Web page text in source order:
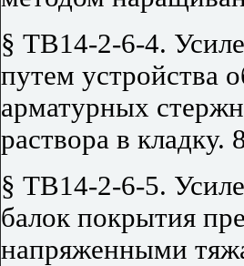
§ ТВ14-2-6-4.
путем устройства
арматурных
раствора в кладку.
§ ТВ14-2-6-5.
балок покрытия
напряженными